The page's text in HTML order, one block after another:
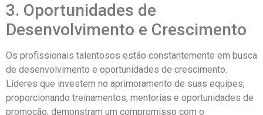
3. Oportunidades de
Desenvolvimento e Crescimento
Os profissionais talentosos estão constantemente em busca
de desenvolvimento e oportunidades de crescimento.
Líderes que investem no aprimoramento de suas equipes,
proporcionando treinamentos, mentorias e oportunidades de
promoção, demonstram um compromisso com o